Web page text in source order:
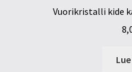
Vuorikristalli kide